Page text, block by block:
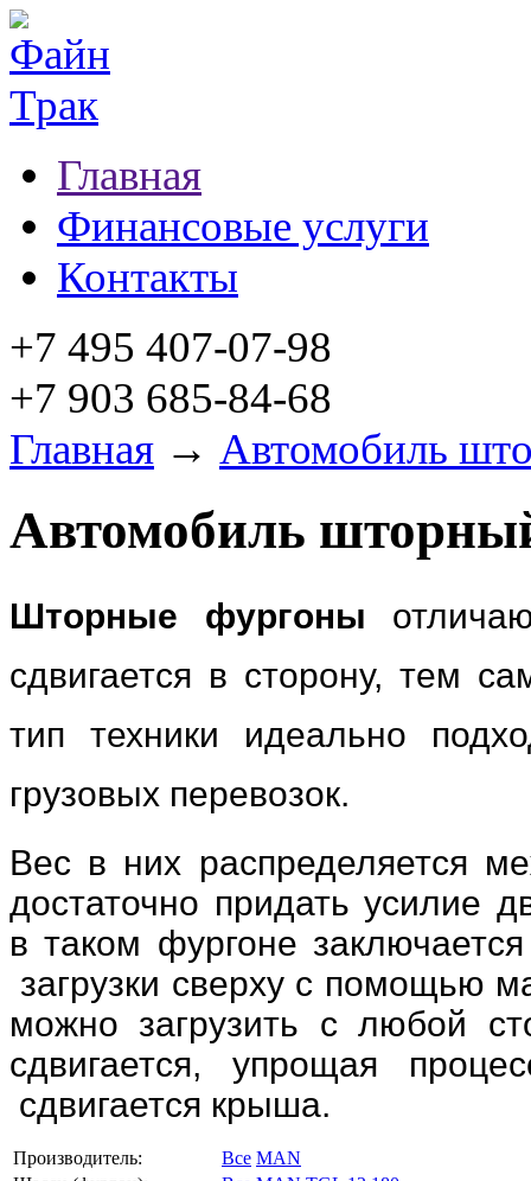
Главная
Финансовые услуги
Контакты
+7 495 407-07-98
+7 903 685-84-68
Главная → Автомобиль
Автомобиль
Шторные фургоны
сдвигается в сторону, тем
тип техники идеально
грузовых перевозок.
Вес в них распределяется
достаточно придать усилие
в таком фургоне заключается
загрузки сверху с помощью
можно загрузить с любой
сдвигается, упрощая
сдвигается крыша.
Производитель: Все MAN